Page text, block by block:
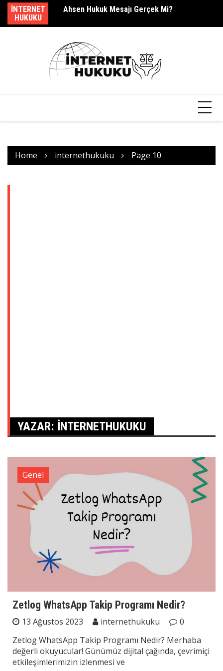
Skip
content
INTERNET
HUKUKU
Ahsen Hukuk Mesajı Gerçek Mi?
Home internethukuku Page 10
YAZAR: INTERNETHUKUKU
Genel
Zetlog WhatsApp Takip Programı Nedir?
13 Ağustos 2023 internethukuku
0
Zetlog WhatsApp Takip Programı Nedir? Merhaba
değerli okuyucular! Günümüz dijital çağında, çevrimiçi
etkileşimlerimizin izlenmesi ve